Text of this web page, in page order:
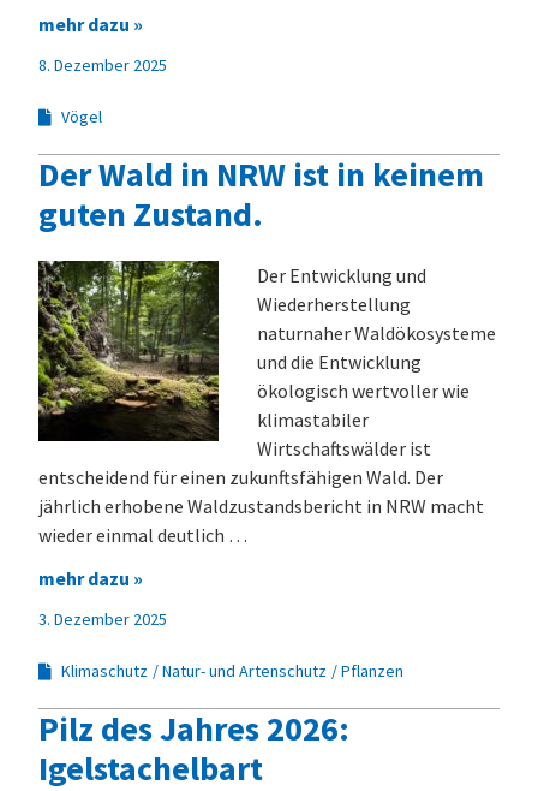
mehr dazu »
8. Dezember 2025
Vögel
Der Wald in NRW ist in keinem
guten Zustand.
Der Entwicklung und
Wiederherstellung
naturnaher Waldökosysteme
und die Entwicklung
ökologisch wertvoller wie
klimastabiler
Wirtschaftswälder ist
entscheidend für einen zukunftsfähigen Wald. Der
jährlich erhobene Waldzustandsbericht in NRW macht
wieder einmal deutlich …
mehr dazu »
3. Dezember 2025
Klimaschutz Natur- und Artenschutz Pflanzen
Pilz des Jahres 2026:
Igelstachelbart